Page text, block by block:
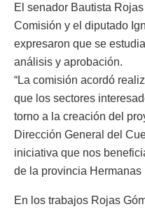
El senador Bautista
Comisión y el diputado
expresaron que se
análisis y aprobación.
“La comisión acordó
que los sectores
torno a la creación del
Dirección General del
iniciativa que nos
de la provincia Hermanas
En los trabajos Rojas